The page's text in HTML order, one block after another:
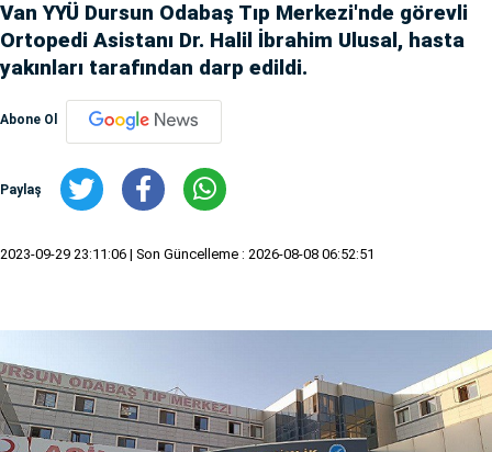
Van YYÜ Dursun Odabaş Tıp Merkezi'nde görevli
Ortopedi Asistanı Dr. Halil İbrahim Ulusal, hasta
yakınları tarafından darp edildi.
Abone Ol
Paylaş
2023-09-29 23:11:06 | Son Güncelleme : 2026-08-08 06:52:51